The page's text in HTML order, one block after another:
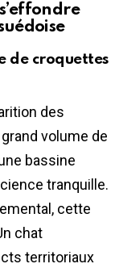
de croquettes
des
volume de
bassine
tranquille.
cette
chat
territoriaux